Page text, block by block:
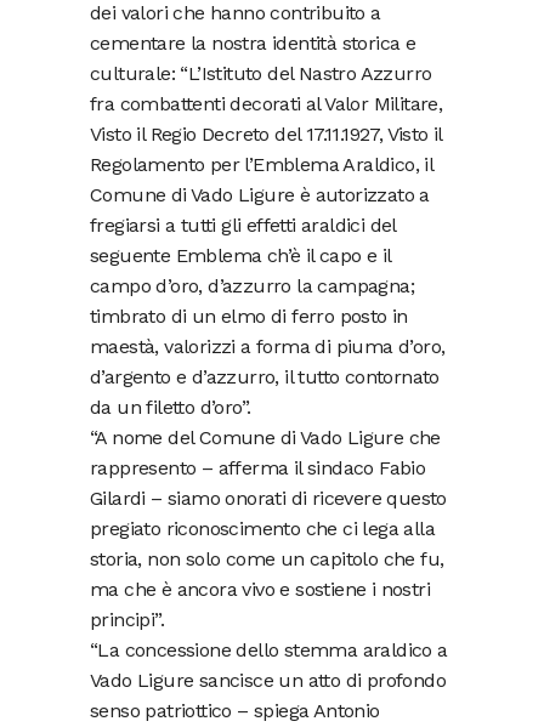
dei valori che hanno contribuito a
cementare la nostra identità storica e
culturale: “L’Istituto del Nastro Azzurro
fra combattenti decorati al Valor Militare,
Visto il Regio Decreto del 17.11.1927, Visto il
Regolamento per l’Emblema Araldico, il
Comune di Vado Ligure è autorizzato a
fregiarsi a tutti gli effetti araldici del
seguente Emblema ch’è il capo e il
campo d’oro, d’azzurro la campagna;
timbrato di un elmo di ferro posto in
maestà, valorizzi a forma di piuma d’oro,
d’argento e d’azzurro, il tutto contornato
da un filetto d’oro”.
“A nome del Comune di Vado Ligure che
rappresento – afferma il sindaco Fabio
Gilardi – siamo onorati di ricevere questo
pregiato riconoscimento che ci lega alla
storia, non solo come un capitolo che fu,
ma che è ancora vivo e sostiene i nostri
principi”.
“La concessione dello stemma araldico a
Vado Ligure sancisce un atto di profondo
senso patriottico – spiega Antonio